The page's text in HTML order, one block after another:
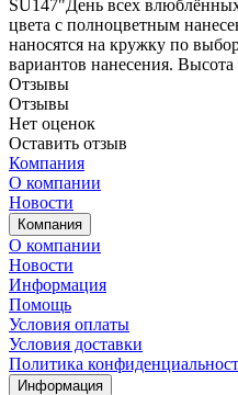
SU147"День всех
цвета с полноцветным
наносятся на кружку по
вариантов нанесения.
Отзывы
Отзывы
Нет оценок
Оставить отзыв
Компания
О компании
Новости
Компания
О компании
Новости
Информация
Помощь
Условия оплаты
Условия доставки
Политика
Информация